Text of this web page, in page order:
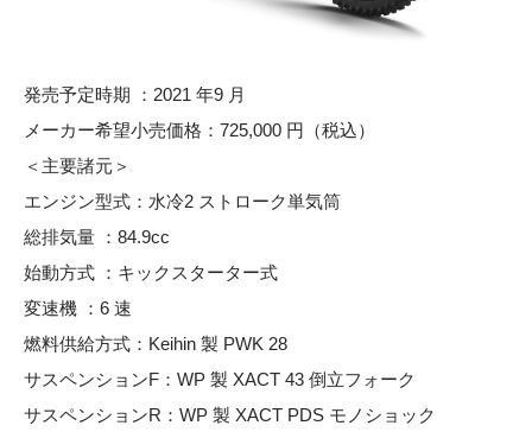
発売予定時期 ：2021 年9 月
メーカー希望小売価格：725,000 円（税込）
＜主要諸元＞
エンジン型式：水冷2 ストローク単気筒
総排気量 ：84.9cc
始動方式 ：キックスターター式
変速機 ：6 速
燃料供給方式：Keihin 製 PWK 28
サスペンションF：WP 製 XACT 43 倒立フォーク
サスペンションR：WP 製 XACT PDS モノショック